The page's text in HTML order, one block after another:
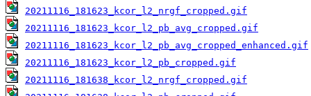
20211116_181623_kcor_l2_nrgf_cropped.gif
20211116_181623_kcor_l2_pb_avg_cropped.gif
20211116_181623_kcor_l2_pb_avg_cropped_enhanced.gif
20211116_181623_kcor_l2_pb_cropped.gif
20211116_181638_kcor_l2_nrgf_cropped.gif